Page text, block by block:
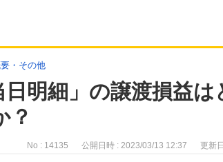
・その他
日明細」の譲渡損益
？
No : 14135 公開日時 : 2023/03/13 12:37 更新